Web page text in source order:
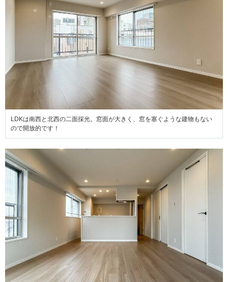
LDKは南西と北西の二面採光。窓面が大きく、窓を塞ぐような建物もない
ので開放的です！